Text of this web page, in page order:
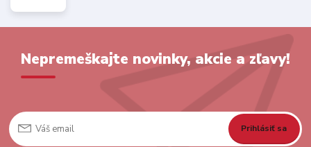
Nepremeškajte novinky, akcie a zľavy!
Prihlásiť sa